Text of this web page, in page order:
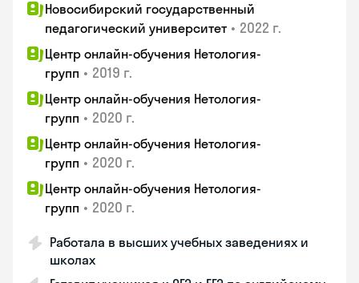
Новосибирский государственный
педагогический университет • 2022 г.
Центр онлайн-обучения Нетология-
групп • 2019 г.
Центр онлайн-обучения Нетология-
групп • 2020 г.
Центр онлайн-обучения Нетология-
групп • 2020 г.
Центр онлайн-обучения Нетология-
групп • 2020 г.
Работала в высших учебных заведениях и
школах